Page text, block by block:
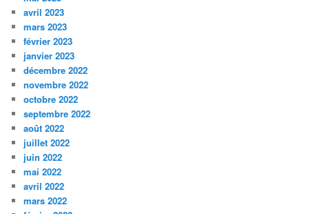
avril 2023
mars 2023
février 2023
janvier 2023
décembre 2022
novembre 2022
octobre 2022
septembre 2022
août 2022
juillet 2022
juin 2022
mai 2022
avril 2022
mars 2022